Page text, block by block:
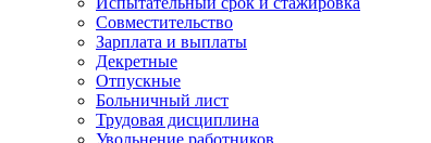
Совместительство
Зарплата и выплаты
Декретные
Отпускные
Больничный лист
Трудовая дисциплина
Увольнение работников